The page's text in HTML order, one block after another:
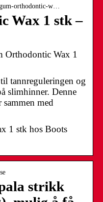
orthodontic-w…
Wax 1 stk –
Orthodontic Wax 1
tannreguleringen og
slimhinner. Denne
sammen med
1 stk hos Boots
strikk